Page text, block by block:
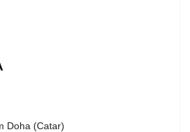
Doha (Catar)